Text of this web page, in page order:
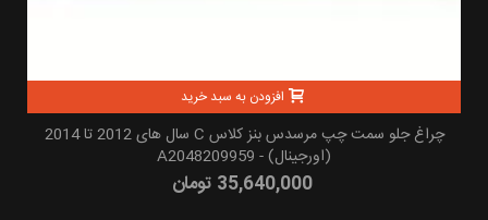
افزودن به سبد خرید
چراغ جلو سمت چپ مرسدس بنز کلاس C سال های 2012 تا 2014
(اورجینال) - A2048209959
35,640,000 تومان